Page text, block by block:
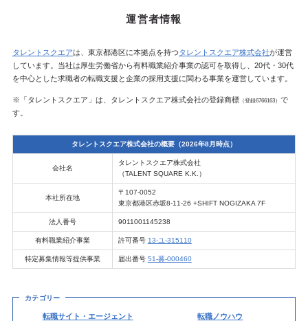
運営者情報
タレントスクエアは、東京都港区に本拠点を持つタレントスクエア株式会社が運営
しています。当社は厚生労働省から有料職業紹介事業の認可を取得し、20代・30代
を中心とした求職者の転職支援と企業の採用支援に関わる事業を運営しています。
※「タレントスクエア」は、タレントスクエア株式会社の登録商標（登録6766163） で
す。
タレントスクエア株式会社の概要（2026年8月時点）
会社名
タレントスクエア株式会社
（TALENT SQUARE K.K.）
本社所在地
〒107-0052
東京都港区赤坂8-11-26 +SHIFT NOGIZAKA 7F
法人番号 9011001145238
有料職業紹介事業 許可番号 13-ユ-315110
特定募集情報等提供事業 届出番号 51-募-000460
カテゴリー
転職サイト・エージェント 転職ノウハウ